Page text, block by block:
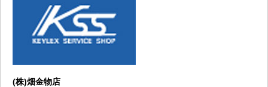
(株)畑金物店